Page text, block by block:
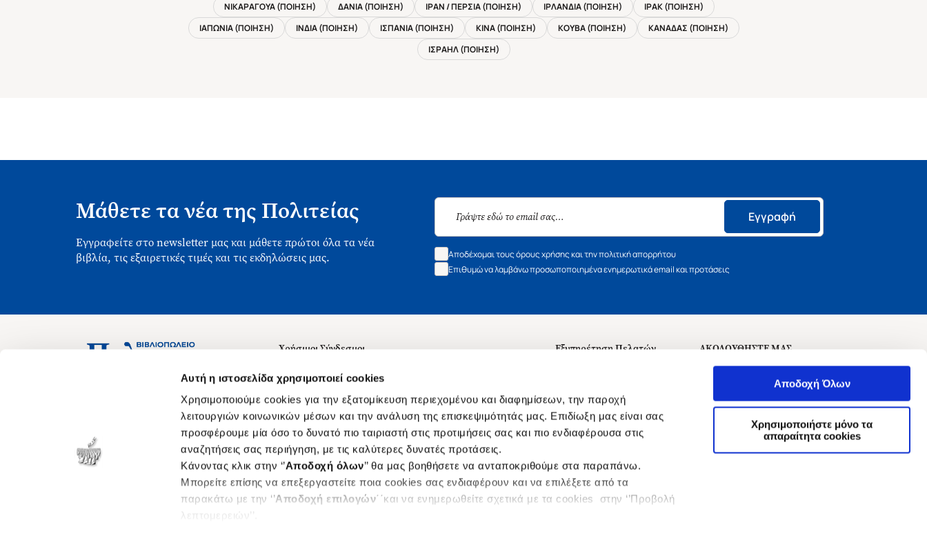
Αυτή η ιστοσελίδα χρησιμοποιεί cookies
Χρησιμοποιούμε cookies για την εξατομίκευση περιεχομένου και διαφημίσεων, την παροχή
λειτουργιών κοινωνικών μέσων και την ανάλυση της επισκεψιμότητάς μας. Επιδίωξη μας είναι σας
προσφέρουμε μία όσο το δυνατό πιο ταιριαστή στις προτιμήσεις σας και πιο ενδιαφέρουσα στις
αναζητήσεις σας περιήγηση, με τις καλύτερες δυνατές προτάσεις.
Κάνοντας κλικ στην ‘’Αποδοχή όλων’’ θα μας βοηθήσετε να ανταποκριθούμε στα παραπάνω.
Μπορείτε επίσης να επεξεργαστείτε ποια cookies σας ενδιαφέρουν και να επιλέξετε από τα
παρακάτω με την ‘’Αποδοχή επιλογών΄΄και να ενημερωθείτε σχετικά με τα cookies στην ‘’Προβολή
λεπτομερειών’’.
Αποδοχή Όλων
Χρησιμοποιήστε μόνο τα
απαραίτητα cookies
ΝΙΚΑΡΑΓΟΥΑ (ΠΟΙΗΣΗ)
ΔΑΝΙΑ (ΠΟΙΗΣΗ) ΙΡΑΝ / ΠΕΡΣΙΑ (ΠΟΙΗΣΗ) ΙΡΛΑΝΔΙΑ (ΠΟΙΗΣΗ)
ΙΡΑΚ (ΠΟΙΗΣΗ)
ΙΑΠΩΝΙΑ (ΠΟΙΗΣΗ)
ΙΝΔΙΑ (ΠΟΙΗΣΗ) ΙΣΠΑΝΙΑ (ΠΟΙΗΣΗ) ΚΙΝΑ (ΠΟΙΗΣΗ) ΚΟΥΒΑ (ΠΟΙΗΣΗ)
ΚΑΝΑΔΑΣ (ΠΟΙΗΣΗ)
ΙΣΡΑΗΛ (ΠΟΙΗΣΗ)
Μάθετε τα νέα της Πολιτείας
Εγγραφείτε στο newsletter μας και μάθετε πρώτοι όλα τα νέα
βιβλία, τις εξαιρετικές τιμές και τις εκδηλώσεις μας.
Εγγραφή
Αποδέχομαι τους όρους χρήσης και την πολιτική απορρήτου
Επιθυμώ να λαμβάνω προσωποποιημένα ενημερωτικά email και προτάσεις
Ασκληπιού 1-3, Αθήνα 106 79
Χρήσιμοι Σύνδεσμοι
Σχετικά με εμάς
Θέσεις Εργασίας
Οδηγίες για τις "Λίστες Επιθυμητών" και τη Βιβλιοθήκη
Οδηγίες Χρήσης Αναζήτησης
Νόμος Ενιαίας Τιμής Βιβλίων
Cookies
Εξυπηρέτηση Πελατών
B2B
Δικαίωμα Υπαναχώρησης
ΑΚΟΛΟΥΘΗΣΤΕ ΜΑΣ